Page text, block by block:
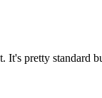
It's pretty standard